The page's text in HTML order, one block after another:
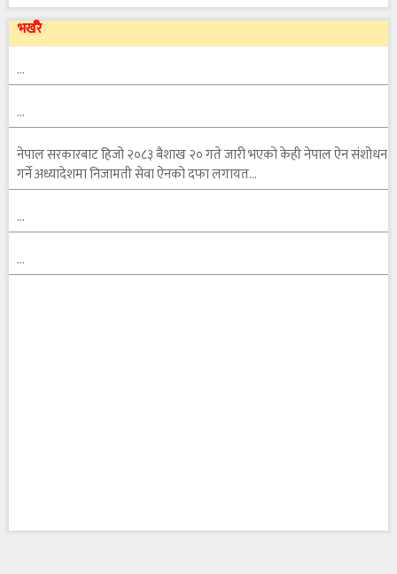
भर्खरै
…
…
नेपाल सरकारबाट हिजो २०८३ बैशाख २० गते जारी भएको केही नेपाल ऐन संशोधन
गर्ने अध्यादेशमा निजामती सेवा ऐनको दफा लगायत…
…
…